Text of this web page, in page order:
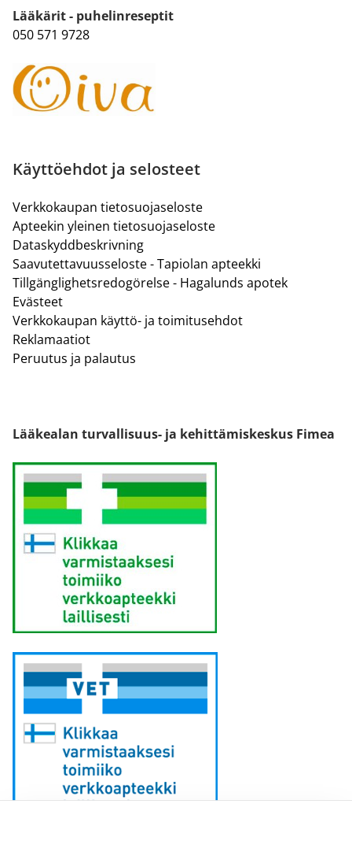
Lääkärit - puhelinreseptit
050 571 9728
Käyttöehdot ja selosteet
Verkkokaupan tietosuojaseloste
Apteekin yleinen tietosuojaseloste
Dataskyddbeskrivning
Saavutettavuusseloste - Tapiolan apteekki
Tillgänglighetsredogörelse - Hagalunds apotek
Evästeet
Verkkokaupan käyttö- ja toimitusehdot
Reklamaatiot
Peruutus ja palautus
Lääkealan turvallisuus- ja kehittämiskeskus Fimea